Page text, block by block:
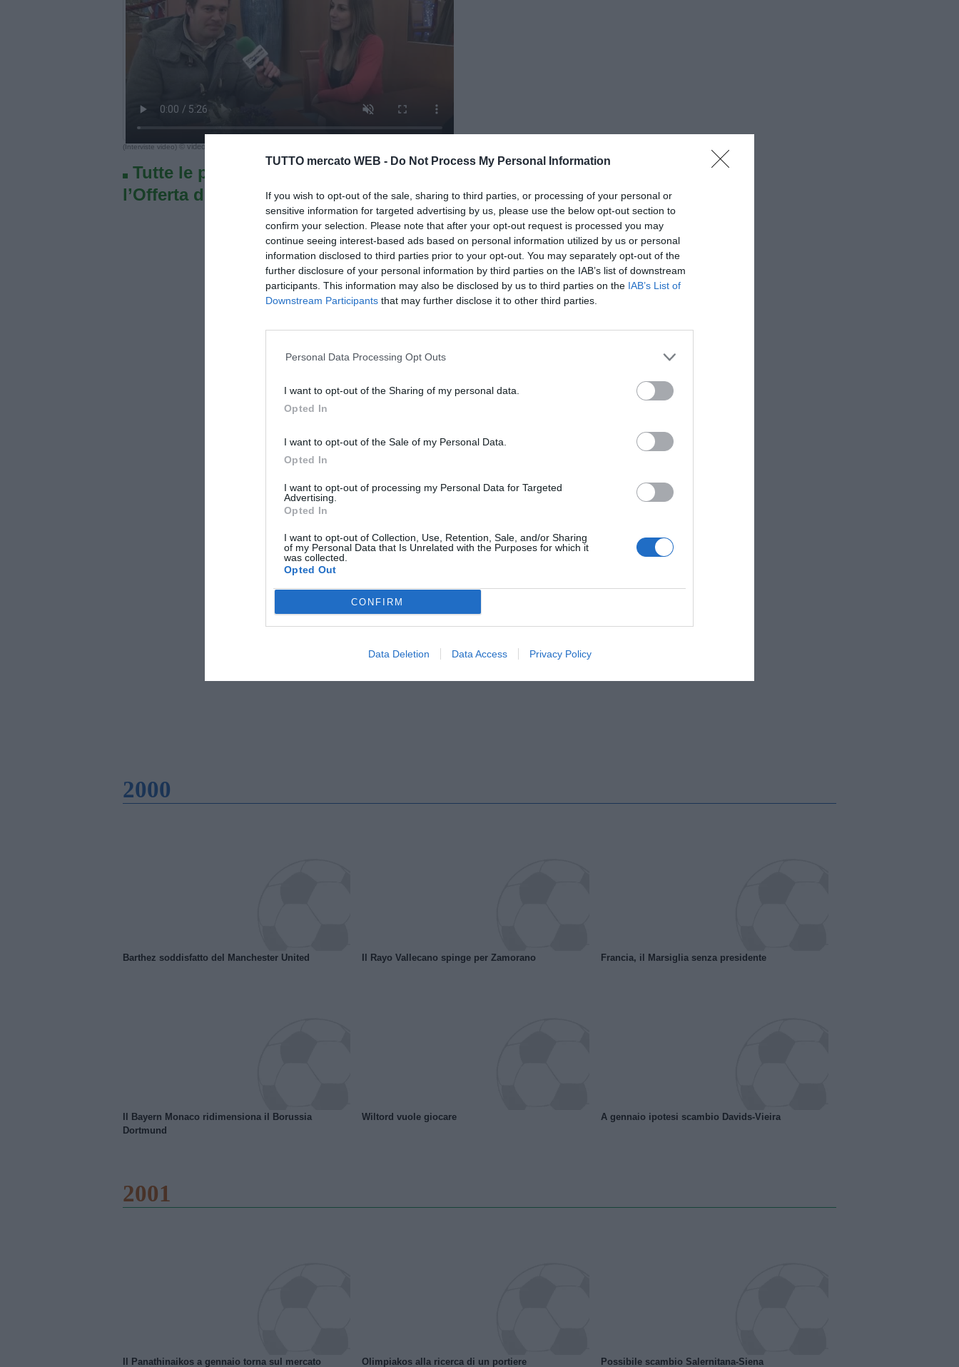
TUTTO mercato WEB - Do Not Process My Personal Information
If you wish to opt-out of the sale, sharing to third parties, or processing of your personal or
sensitive information for targeted advertising by us, please use the below opt-out section to
confirm your selection. Please note that after your opt-out request is processed you may
continue seeing interest-based ads based on personal information utilized by us or personal
information disclosed to third parties prior to your opt-out. You may separately opt-out of the
further disclosure of your personal information by third parties on the IAB’s list of downstream
participants. This information may also be disclosed by us to third parties on the IAB’s List of
Downstream Participants that may further disclose it to other third parties.
Personal Data Processing Opt Outs
I want to opt-out of the Sharing of my personal data.
Opted In
I want to opt-out of the Sale of my Personal Data.
Opted In
I want to opt-out of processing my Personal Data for Targeted
Advertising.
Opted In
I want to opt-out of Collection, Use, Retention, Sale, and/or Sharing
of my Personal Data that Is Unrelated with the Purposes for which it
was collected.
Opted Out
CONFIRM
Data Deletion Data Access Privacy Policy
(Interviste video)© video di Lorenzo Marucci
Tutte le partite di Serie A della tua squadra. Attiva
l’Offerta di TIMVISION con DAZN!
2000
Barthez soddisfatto del Manchester United Il Rayo Vallecano spinge per Zamorano Francia, il Marsiglia senza presidente
Il Bayern Monaco ridimensiona il Borussia
Dortmund
Wiltord vuole giocare A gennaio ipotesi scambio Davids-Vieira
2001
Il Panathinaikos a gennaio torna sul mercato Olimpiakos alla ricerca di un portiere Possibile scambio Salernitana-Siena